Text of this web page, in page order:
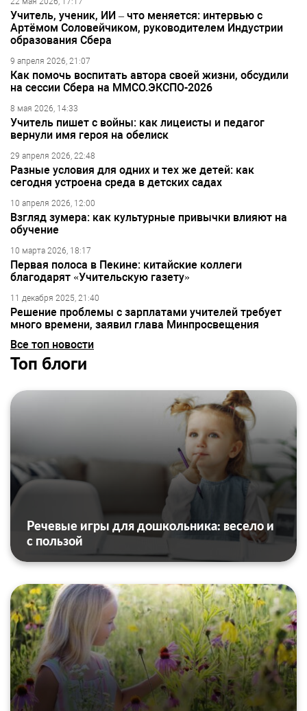
Учитель, ученик, ИИ – что меняется: интервью с
Артёмом Соловейчиком, руководителем Индустрии
образования Сбера
9 апреля 2026, 21:07
Как помочь воспитать автора своей жизни, обсудили
на сессии Сбера на ММСО.ЭКСПО-2026
8 мая 2026, 14:33
Учитель пишет с войны: как лицеисты и педагог
вернули имя героя на обелиск
29 апреля 2026, 22:48
Разные условия для одних и тех же детей: как
сегодня устроена среда в детских садах
10 апреля 2026, 12:00
Взгляд зумера: как культурные привычки влияют на
обучение
10 марта 2026, 18:17
Первая полоса в Пекине: китайские коллеги
благодарят «Учительскую газету»
11 декабря 2025, 21:40
Решение проблемы с зарплатами учителей требует
много времени, заявил глава Минпросвещения
Все топ новости
Топ блоги
Речевые игры для дошкольника: весело и
с пользой